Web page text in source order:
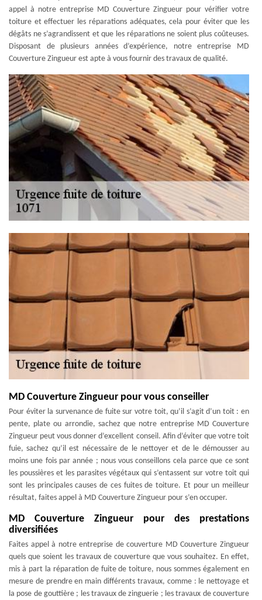
appel à notre entreprise MD Couverture Zingueur pour vérifier votre
toiture et effectuer les réparations adéquates, cela pour éviter que les
dégâts ne s’agrandissent et que les réparations ne soient plus coûteuses.
Disposant de plusieurs années d’expérience, notre entreprise MD
Couverture Zingueur est apte à vous fournir des travaux de qualité.
MD Couverture Zingueur pour vous conseiller
Pour éviter la survenance de fuite sur votre toit, qu’il s’agit d’un toit : en
pente, plate ou arrondie, sachez que notre entreprise MD Couverture
Zingueur peut vous donner d’excellent conseil. Afin d’éviter que votre toit
fuie, sachez qu’il est nécessaire de le nettoyer et de le démousser au
moins une fois par année ; nous vous conseillons cela parce que ce sont
les poussières et les parasites végétaux qui s’entassent sur votre toit qui
sont les principales causes de ces fuites de toiture. Et pour un meilleur
résultat, faites appel à MD Couverture Zingueur pour s’en occuper.
MD Couverture Zingueur pour des prestations
diversifiées
Faites appel à notre entreprise de couverture MD Couverture Zingueur
quels que soient les travaux de couverture que vous souhaitez. En effet,
mis à part la réparation de fuite de toiture, nous sommes également en
mesure de prendre en main différents travaux, comme : le nettoyage et
la pose de gouttière ; les travaux de zinguerie ; les travaux de couverture